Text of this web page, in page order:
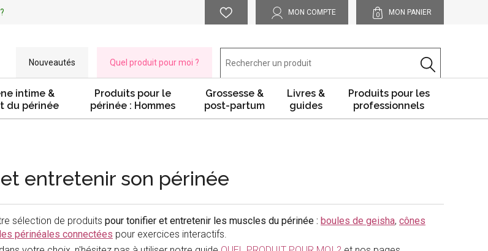
MON COMPTE 0 MON PANIER
Nouveautés Quel produit pour moi ?
intime &
du périnée
Produits pour le
périnée : Hommes
Grossesse &
post-partum
Livres &
guides
Produits pour les
professionnels
entretenir son périnée
sélection de produits pour tonifier et entretenir les muscles du périnée : boules de geisha, cônes
périnéales connectées pour exercices interactifs.